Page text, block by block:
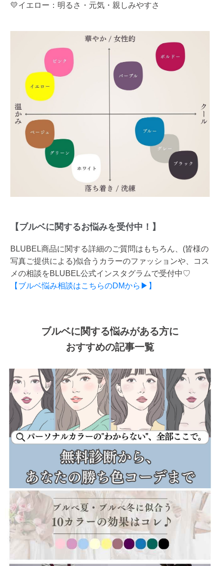
💛イエロー：明るさ・元気・親しみやすさ
【ブルベに関するお悩みを受付中！】
BLUBEL商品に関する詳細のご質問はもちろん、(皆様の
写真ご提供による)似合うカラーのファッションや、コス
メの相談をBLUBEL公式インスタグラムで受付中♡
【ブルベ悩み相談はこちらのDMから▶】
ブルベに関する悩みがある方に
おすすめの記事一覧